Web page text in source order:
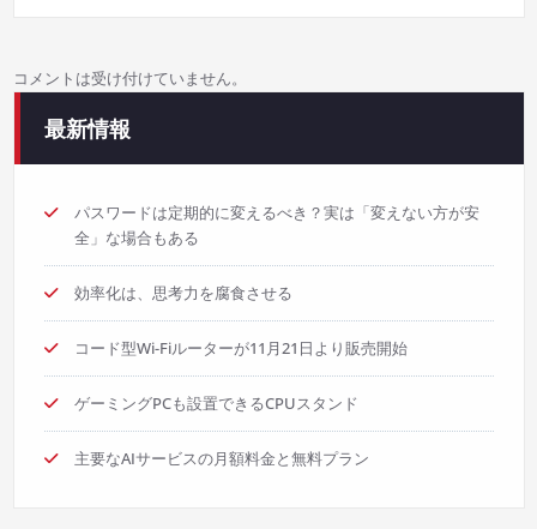
ー
シ
ョ
ン
コメントは受け付けていません。
最新情報
パスワードは定期的に変えるべき？実は「変えない方が安
全」な場合もある
効率化は、思考力を腐食させる
コード型Wi-Fiルーターが11月21日より販売開始
ゲーミングPCも設置できるCPUスタンド
主要なAIサービスの月額料金と無料プラン